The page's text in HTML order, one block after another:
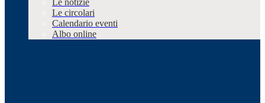
Le notizie
Le circolari
Calendario eventi
Albo online